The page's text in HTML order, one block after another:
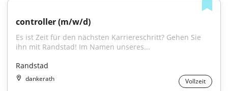
controller (m/w/d)
Es ist Zeit für den nächsten Karriereschritt? Gehen Sie
ihn mit Randstad! Im Namen unseres...
Randstad
dankerath Vollzeit